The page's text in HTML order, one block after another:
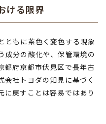
ける限界
ともに茶色く変色する現象
成分の酸化や、保管環境の
都府京都市伏見区で長年古
社トヨダの知見に基づく
に戻すことは容易ではあり